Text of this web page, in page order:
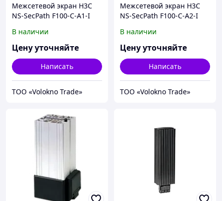
Межсетевой экран H3C
NS-SecPath F100-C-A1-I
В наличии
Цену уточняйте
Написать
ТОО «Volokno Trade»
Межсетевой экран H3C
NS-SecPath F100-C-A2-I
В наличии
Цену уточняйте
Написать
ТОО «Volokno Trade»